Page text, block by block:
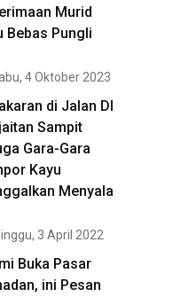
Murid
Bebas Pungli
4 Oktober 2023
di Jalan DI
Sampit
Gara-Gara
Kayu
Menyala
3 April 2022
Buka Pasar
ini Pesan